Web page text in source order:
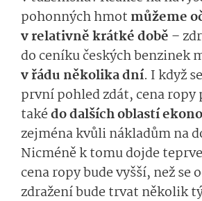
pohonných hmot můžeme
v relativně krátké době –
do ceníku českých benzinek
v řádu několika dní. I když
první pohled zdát, cena
takédo dalších oblastí
zejména kvůli nákladům na
Nicméně k tomu dojde
cena ropy bude vyšší, než se
zdražení bude trvat několik